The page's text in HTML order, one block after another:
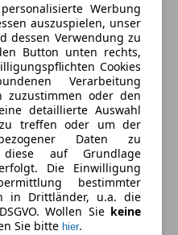
Werbung
auszuspielen, unser
dessen Verwendung zu
Button unten rechts,
Cookies
Verarbeitung
zuzustimmen oder den
detaillierte Auswahl
treffen oder um der
Daten zu
diese auf Grundlage
Die Einwilligung
bestimmter
in Drittländer, u.a. die
Wollen Sie keine
Sie bitte hier.